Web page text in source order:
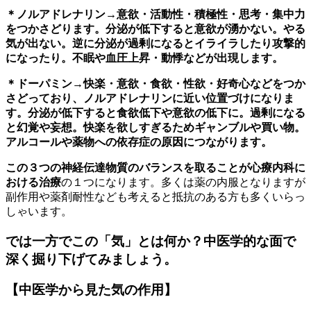
＊ノルアドレナリン→意欲・活動性・積極性・思考・集中力
をつかさどります。分泌が低下すると意欲が湧かない。やる
気が出ない。逆に分泌が過剰になるとイライラしたり攻撃的
になったり。不眠や血圧上昇・動悸などが出現します。
＊ドーパミン→快楽・意欲・食欲・性欲・好奇心などをつか
さどっており、ノルアドレナリンに近い位置づけになりま
す。分泌が低下すると食欲低下や意欲の低下に。過剰になる
と幻覚や妄想。快楽を欲しすぎるためギャンブルや買い物。
アルコールや薬物への依存症の原因につながります。
この３つの神経伝達物質のバランスを取ることが心療内科に
おける治療の１つになります。多くは薬の内服となりますが
副作用や薬剤耐性なども考えると抵抗のある方も多くいらっ
しゃいます。
では一方でこの「気」とは何か？中医学的な面で
深く掘り下げてみましょう。
【中医学から見た気の作用】